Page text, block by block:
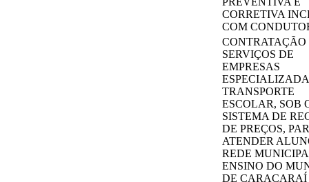
CORRETIVA
COM
CONTRATAÇÃO
SERVIÇOS DE
EMPRESAS
TRANSPORTE
ESCOLAR, SOB
SISTEMA DE
DE PREÇOS,
ATENDER
REDE
ENSINO DO
DE CARACARAÍ